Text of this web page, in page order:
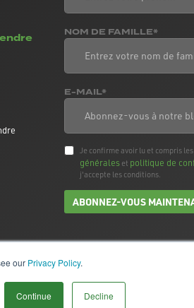
our Privacy Policy.
Continue Decline
NOM DE FAMILLE*
E-MAIL*
Je confirme avoir lu et compris les
générales et politique de
j'accepte les conditions.
ABONNEZ-VOUS